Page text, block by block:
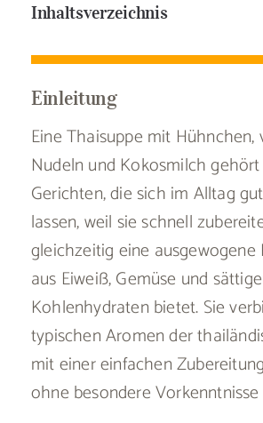
Inhaltsverzeichnis
Einleitung
Eine Thaisuppe mit Hühnchen,
Nudeln und Kokosmilch
Gerichten, die sich im Alltag
lassen, weil sie schnell
gleichzeitig eine
aus Eiweiß, Gemüse und
Kohlenhydraten bietet. Sie
typischen Aromen der
mit einer einfachen
ohne besondere